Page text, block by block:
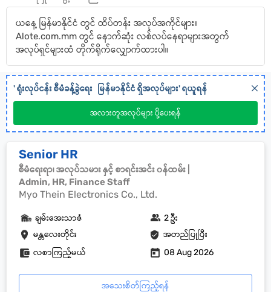
ယနေ့ မြန်မာနိုင်ငံ တွင် ထိပ်တန်း အလုပ်အကိုင်များ။
Alote.com.mm တွင် နောက်ဆုံး လစ်လပ်နေရာများအတွက်
အလုပ်ရှင်များထံ တိုက်ရိုက်လျှောက်ထားပါ။
'ရုံးလုပ်ငန်း စီမံခန့်ခွဲရေး မြန်မာနိုင်ငံရှိအလုပ်များ' ရယူရန်
အလားတူအလုပ်များ ပို့ပေးရန်
Senior HR
စီမံရေးရာ၊ အလုပ်သမား နှင့် စာရင်းအင်း ၀န်ထမ်း |
Admin, HR, Finance Staff
Myo Thein Electronics Co., Ltd.
မန္တလေးတိုင်း အတည်ပြုပြီး
ချမ်းအေးသာဇံ 2 ဦး
လစာကြည့်မယ် 08 Aug 2026
အသေးစိတ်ကြည့်ရန်